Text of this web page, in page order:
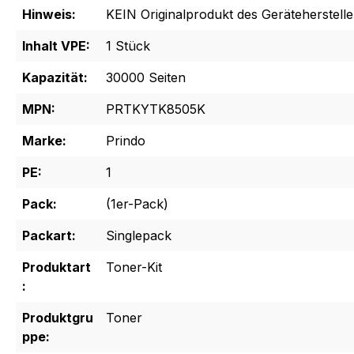
Hinweis:
KEIN Originalprodukt des
Inhalt VPE:
1 Stück
Kapazität:
30000 Seiten
MPN:
PRTKYTK8505K
Marke:
Prindo
PE:
1
Pack:
(1er-Pack)
Packart:
Singlepack
Produktart
:
Toner-Kit
Produktgru
ppe:
Toner